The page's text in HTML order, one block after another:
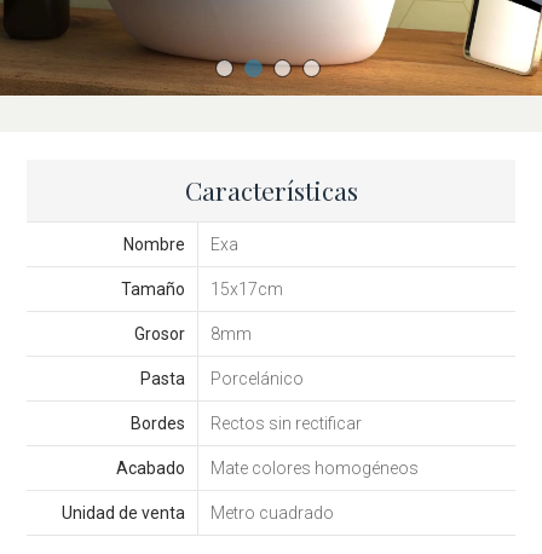
Características
Nombre Exa
Tamaño 15x17cm
Grosor 8mm
Pasta Porcelánico
Bordes Rectos sin rectificar
Acabado Mate colores homogéneos
Unidad de venta Metro cuadrado